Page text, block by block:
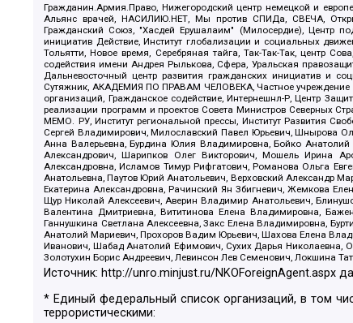
Гражданин.Армия.Право, Нижегородский центр немецкой и
Альянс врачей, НАСИЛИЮ.НЕТ, Мы против СПИДа, СВЕЧА,
Гражданский Союз, "Хасдей Ерушалаим" (Милосердие), Центр
инициатив Действие, Институт глобализации и социальных
Тольятти, Новое время, Серебряная тайга, Так-Так-Так, центр
содействия имени Андрея Рылькова, Сфера, Уральская
Дальневосточный центр развития гражданских инициатив и
Сутяжник, АКАДЕМИЯ ПО ПРАВАМ ЧЕЛОВЕКА, Частное учреждение в
организаций, Гражданское содействие, Интернешнл-Р, Центр
реализации программ и проектов Совета Министров Северных
МЕМО. РУ, Институт региональной прессы, Институт Развития
Сергей Владимирович, Милославский Павел Юрьевич, Шнырова
Анна Валерьевна, Бурдина Юлия Владимировна, Бойко Анатолий
Александрович, Шарипков Олег Викторович, Мошель Ирина
Александровна, Исламов Тимур Рифгатович, Романова Ольга
Анатольевна, Паутов Юрий Анатольевич, Верховский Александр
Екатерина Александровна, Рачинский Ян Збигневич, Жемкова
Щур Николай Алексеевич, Аверин Владимир Анатольевич,
Валентина Дмитриевна, Вититинова Елена Владимировна,
Ганнушкина Светлана Алексеевна, Закс Елена Владимировна,
Анатолий Мариевич, Прохоров Вадим Юрьевич, Шахова Елена
Иванович, Шабад Анатолий Ефимович, Сухих Дарья Николаевна,
Золотухин Борис Андреевич, Левинсон Лев Семенович, Локшина
Источник: http://unro.minjust.ru/NKOForeignAgent.aspx
* Единый федеральный список организаций, в том
террористическими: